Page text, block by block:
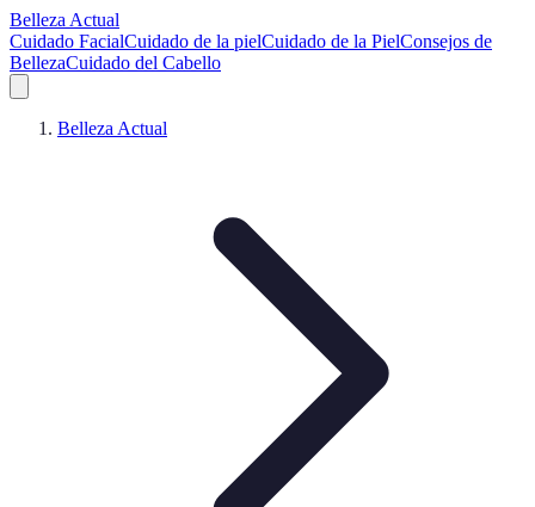
Belleza Actual
Cuidado FacialCuidado de la pielCuidado de la PielConsejos de
BellezaCuidado del Cabello
Belleza Actual